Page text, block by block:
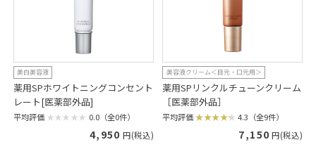
美白美容液
薬用SPホワイトニングコンセント
レート[医薬部外品]
平均評価 0.0（全0件）
4,950 円(税込)
美容液クリーム＜目元・口元用＞
薬用SPリンクルチューンクリーム
［医薬部外品］
平均評価 4.3（全9件）
7,150 円(税込)